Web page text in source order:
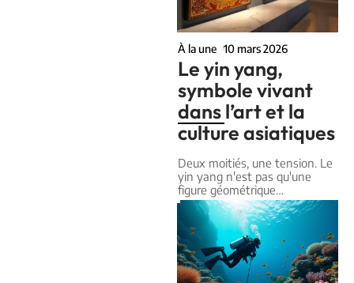
À la une 10 mars 2026
Le yin yang,
symbole vivant
dans l’art et la
culture asiatiques
Deux moitiés, une tension. Le
yin yang n'est pas qu'une
figure géométrique…